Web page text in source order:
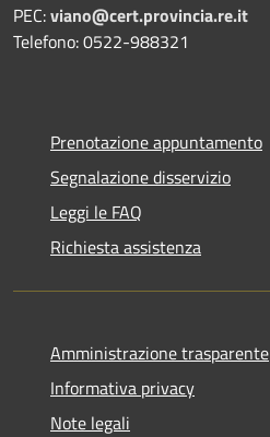
PEC:viano@cert.provincia.re.it
Telefono: 0522-988321
Prenotazione appuntamento
Segnalazione disservizio
Leggi le FAQ
Richiesta assistenza
Amministrazione trasparente
Informativa privacy
Note legali